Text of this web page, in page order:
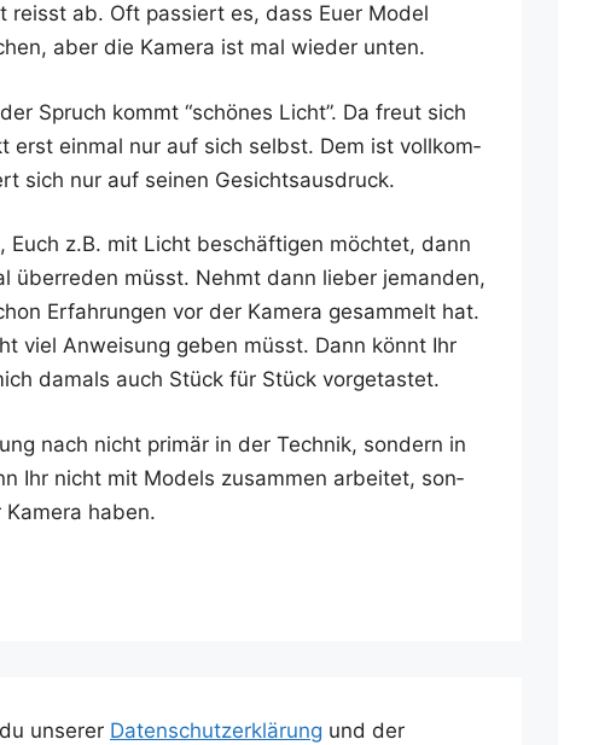
reisst ab. Oft pas­siert es, dass Euer Model
aber die Kame­ra ist mal wie­der unten.
Spruch kommt “schö­nes Licht”. Da freut sich
erst ein­mal nur auf sich selbst. Dem ist voll­kom­
sich nur auf sei­nen Gesichtsausdruck.
z.B. mit Licht beschäf­ti­gen möch­tet, dann
über­re­den müsst. Nehmt dann lie­ber jeman­den,
Erfah­run­gen vor der Kame­ra gesam­melt hat.
viel Anwei­sung geben müsst. Dann könnt Ihr
damals auch Stück für Stück vorgetastet.
nach nicht pri­mär in der Tech­nik, son­dern in
Ihr nicht mit Models zusam­men arbei­tet, son­
haben.
unserer Datenschutzerklärung und der